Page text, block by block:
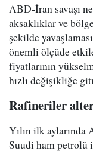
ABD-İran savaşı
aksaklıklar ve
şekilde
önemli ölçüde
fiyatlarının
hızlı değişikliğe
Rafineriler
Yılın ilk
Suudi ham petrolü